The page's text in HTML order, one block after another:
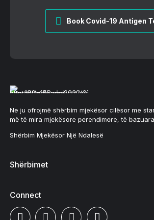
Book Covid-19 Antigen
Ne ju ofrojmë shërbim mjekësor cilësor me
më të mira mjekësore perendimore, të
Shërbim Mjekësor Një Ndalesë
Shërbimet
Connect